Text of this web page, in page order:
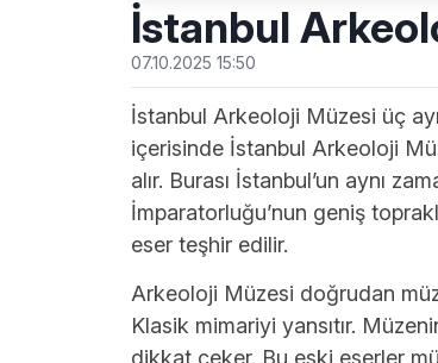
İstanbul
07.10.2025 15:50
İstanbul Arkeoloji Müzesi üç
içerisinde İstanbul Arkeoloji
alır. Burası İstanbul’un aynı
İmparatorluğu’nun geniş
eser teşhir edilir.
Arkeoloji Müzesi doğrudan
Klasik mimariyi yansıtır.